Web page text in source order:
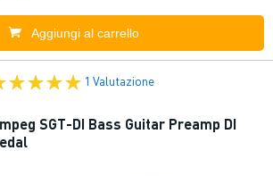
Aggiungi al carrello
1 Valutazione
SGT-DI Bass Guitar Preamp DI